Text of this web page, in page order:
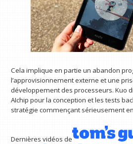
Cela implique en partie un abandon
l’approvisionnement externe et une
développement des processeurs. Kuo
AIchip pour la conception et les tests
stratégie commençant sérieusement
Dernières vidéos de